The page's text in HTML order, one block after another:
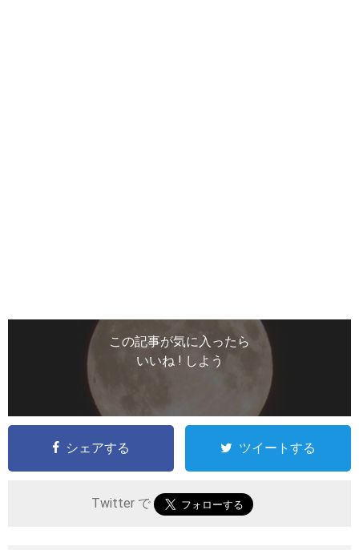
この記事が気に入ったら
いいね ! しよう
シェアする ツイートする
Twitter で